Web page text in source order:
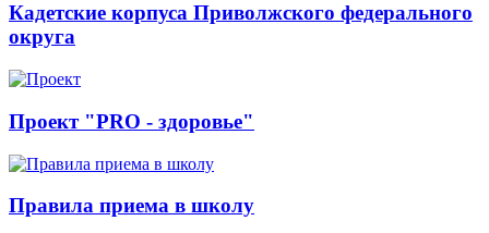
Кадетские корпуса Приволжского федерального
округа
Проект "PRO - здоровье"
Правила приема в школу